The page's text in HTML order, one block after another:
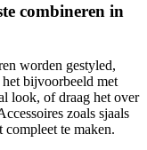
combineren in
worden gestyled,
bijvoorbeeld met
look, of draag het over
zoals sjaals
te maken.